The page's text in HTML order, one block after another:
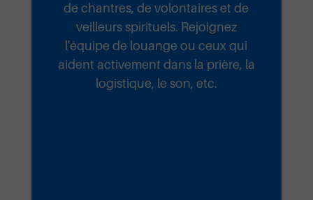
de chantres, de volontaires et de
veilleurs spirituels. Rejoignez
l'équipe de louange ou ceux qui
aident activement dans la prière, la
logistique, le son, etc.
Ecouter et télécharger
Emmanuel